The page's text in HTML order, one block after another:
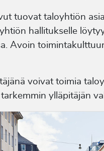
tuovat taloyhtiön
hallitukselle
Avoin
voivat toimia
ylläpitäjän